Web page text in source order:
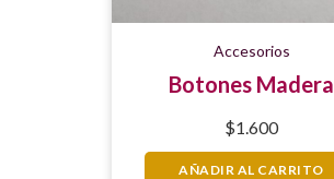
Accesorios
Botones Madera
$1.600
AÑADIR AL CARRITO